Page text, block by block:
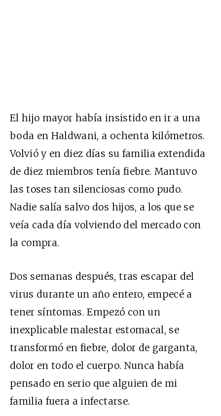
El hijo mayor había insistido en ir a una
boda en Haldwani, a ochenta kilómetros.
Volvió y en diez días su familia extendida
de diez miembros tenía fiebre. Mantuvo
las toses tan silenciosas como pudo.
Nadie salía salvo dos hijos, a los que se
veía cada día volviendo del mercado con
la compra.
Dos semanas después, tras escapar del
virus durante un año entero, empecé a
tener síntomas. Empezó con un
inexplicable malestar estomacal, se
transformó en fiebre, dolor de garganta,
dolor en todo el cuerpo. Nunca había
pensado en serio que alguien de mi
familia fuera a infectarse.